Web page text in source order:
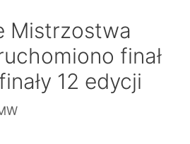
Mistrzostwa
finał
12 edycji